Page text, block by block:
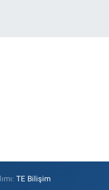
TE Bilişim